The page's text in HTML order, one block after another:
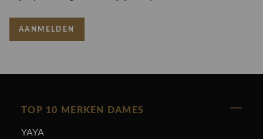
AANMELDEN
TOP 10 MERKEN DAMES
YAYA